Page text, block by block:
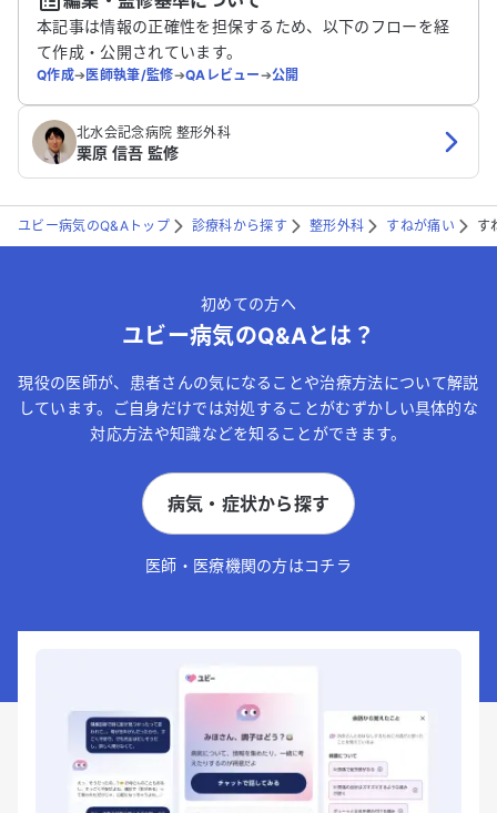
送信する
本記事は情報の正確性を担保するため、以下のフローを経
て作成・公開されています。
Q作成➔医師執筆/監修➔QAレビュー➔公開
北水会記念病院 整形外科
栗原 信吾 監修
ユビー病気のQ&Aトップ 診療科から探す 整形外科 すねが痛い す
初めての方へ
ユビー病気のQ&Aとは？
現役の医師が、患者さんの気になることや治療方法について解説
しています。ご自身だけでは対処することがむずかしい具体的な
対応方法や知識などを知ることができます。
病気・症状から探す
医師・医療機関の方はコチラ